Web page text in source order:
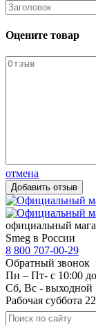
Оцените товар
отмена
официальный
Smeg в России
8 800 707-00-29
Обратный звонок
Пн – Пт- с 10:00
Сб, Вс - выходной
Рабочая суббота